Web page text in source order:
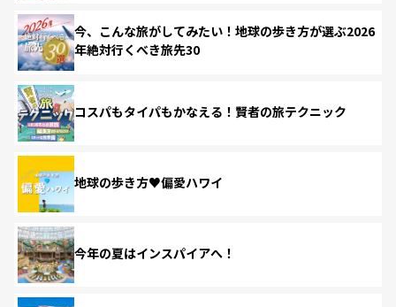
今、こんな旅がしてみたい！地球の歩き方が選ぶ2026
年絶対行くべき旅先30
コスパもタイパもかなえる！賢者の旅テクニック
地球の歩き方♥偏愛ハワイ
今年の夏はインスパイアへ！